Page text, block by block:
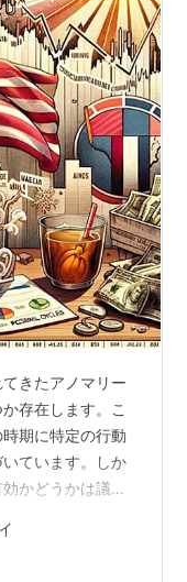
きたアノマリー
存在します。こ
期に特定の行動
ています。しか
かどうかは議論
な投資戦略につ
1月効果